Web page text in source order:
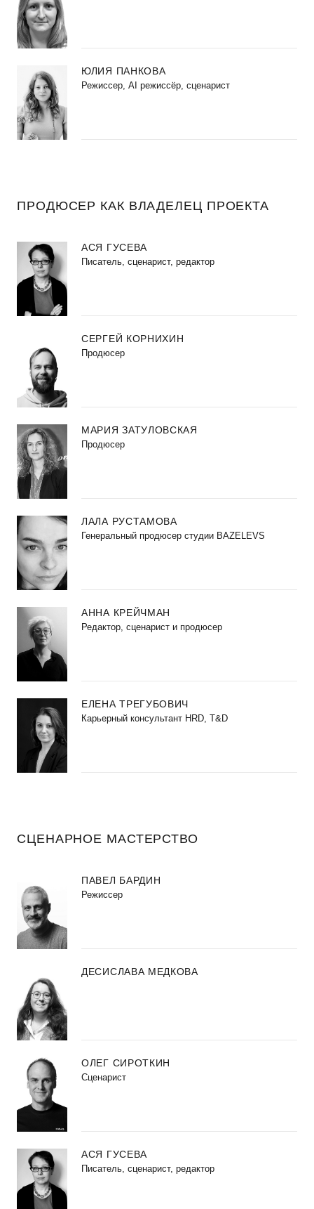
ЮЛИЯ ПАНКОВА
Режиссер, AI режиссёр, сценарист
ПРОДЮСЕР КАК ВЛАДЕЛЕЦ ПРОЕКТА
АСЯ ГУСЕВА
Писатель, сценарист, редактор
СЕРГЕЙ КОРНИХИН
Продюсер
МАРИЯ ЗАТУЛОВСКАЯ
Продюсер
ЛАЛА РУСТАМОВА
Генеральный продюсер студии BAZELEVS
АННА КРЕЙЧМАН
Редактор, сценарист и продюсер
ЕЛЕНА ТРЕГУБОВИЧ
Карьерный консультант HRD, T&D
СЦЕНАРНОЕ МАСТЕРСТВО
ПАВЕЛ БАРДИН
Режиссер
ДЕСИСЛАВА МЕДКОВА
ОЛЕГ СИРОТКИН
Сценарист
АСЯ ГУСЕВА
Писатель, сценарист, редактор